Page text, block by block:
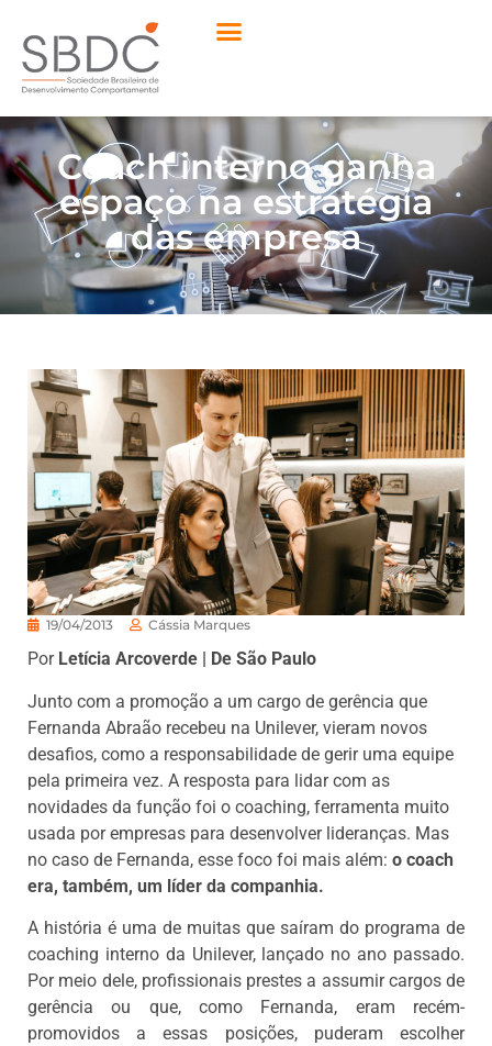
Coach interno ganha
espaço na estratégia
das empresa
19/04/2013 Cássia Marques
Por Letícia Arcoverde | De São Paulo
Junto com a promoção a um cargo de gerência que
Fernanda Abraão recebeu na Unilever, vieram novos
desafios, como a responsabilidade de gerir uma equipe
pela primeira vez. A resposta para lidar com as
novidades da função foi o coaching, ferramenta muito
usada por empresas para desenvolver lideranças. Mas
no caso de Fernanda, esse foco foi mais além: o coach
era, também, um líder da companhia.
A história é uma de muitas que saíram do programa de
coaching interno da Unilever, lançado no ano passado.
Por meio dele, profissionais prestes a assumir cargos de
gerência ou que, como Fernanda, eram recém-
promovidos a essas posições, puderam escolher